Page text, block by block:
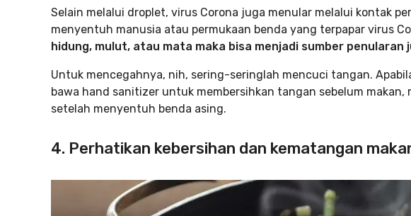
Selain melalui droplet, virus Corona juga menular melalui kontak
menyentuh manusia atau permukaan benda yang terpapar virus
hidung, mulut, atau mata maka bisa menjadi sumber penularan
Untuk mencegahnya, nih, sering-seringlah mencuci tangan.
bawa hand sanitizer untuk membersihkan tangan sebelum
setelah menyentuh benda asing.
4. Perhatikan kebersihan dan kematangan